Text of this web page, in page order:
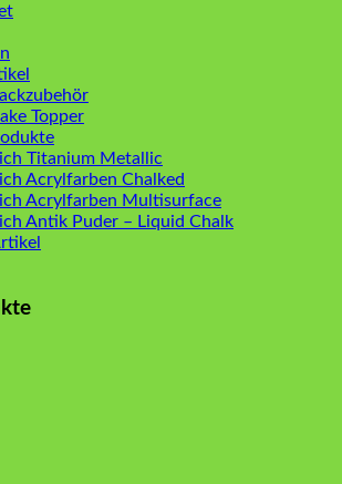
Topper
Titanium Metallic
Acrylfarben Chalked
Acrylfarben Multisurface
Antik Puder – Liquid Chalk